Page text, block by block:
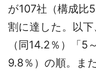
が107社（構成比
割に達した。以
（同14.2％）「5
9.8％）の順。ま